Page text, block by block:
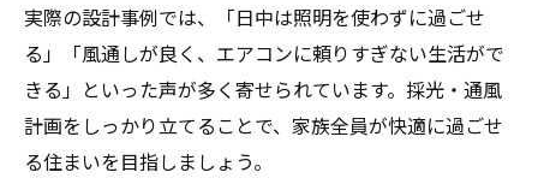
実際の設計事例では、「日中は照明を使わずに過ごせ
る」「風通しが良く、エアコンに頼りすぎない生活がで
きる」といった声が多く寄せられています。採光・通風
計画をしっかり立てることで、家族全員が快適に過ごせ
る住まいを目指しましょう。